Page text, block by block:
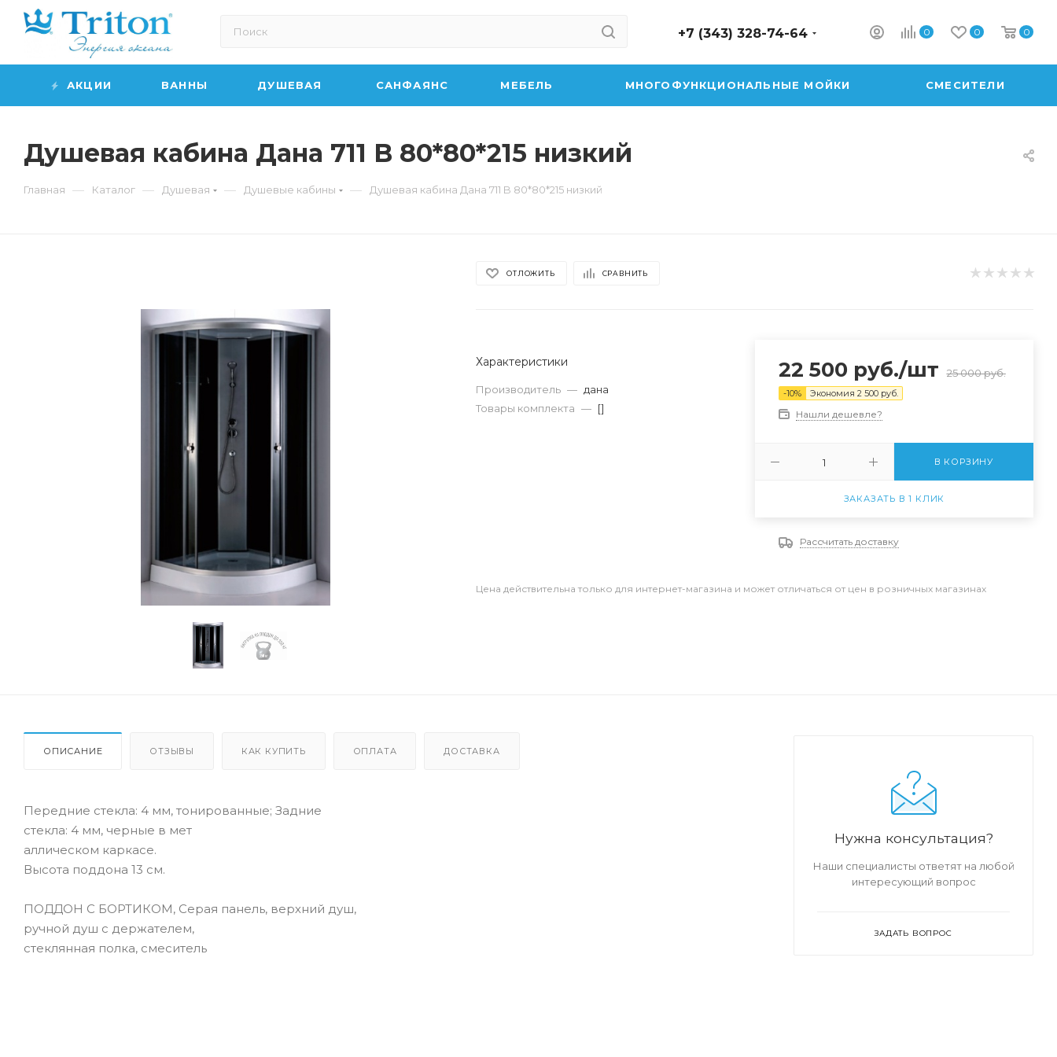
0 0 0
+7 (343) 328-74-64
АКЦИИ ВАННЫ ДУШЕВАЯ САНФАЯНС МЕБЕЛЬ МНОГОФУНКЦИОНАЛЬНЫЕ МОЙКИ СМЕСИТЕЛИ
Душевая кабина Дана 711 B 80*80*215 низкий
Главная — Каталог — Душевая — Душевые кабины — Душевая кабина Дана 711 B 80*80*215 низкий
ОТЛОЖИТЬ СРАВНИТЬ
Характеристики
Производитель — дана
Товары комплекта — []
22 500 руб./шт 25 000руб.
-10% Экономия 2 500руб.
Нашли дешевле?
В КОРЗИНУ
ЗАКАЗАТЬ В 1 КЛИК
Рассчитать доставку
Цена действительна только для интернет-магазина и может отличаться от цен в розничных магазинах
ОПИСАНИЕ ОТЗЫВЫ КАК КУПИТЬ ОПЛАТА ДОСТАВКА
Передние стекла: 4 мм, тонированные; Задние
стекла: 4 мм, черные в мет
аллическом каркасе.
Высота поддона 13 см.
ПОДДОН С БОРТИКОМ, Серая панель, верхний душ,
ручной душ с держателем,
стеклянная полка, смеситель
Нужна консультация?
Наши специалисты ответят на любой
интересующий вопрос
ЗАДАТЬ ВОПРОС